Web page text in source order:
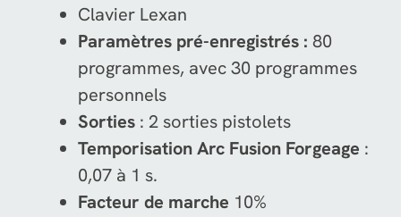
Clavier Lexan
Paramètres pré-enregistrés : 80
programmes, avec 30 programmes
personnels
Sorties: 2 sorties pistolets
Temporisation Arc Fusion Forgeage :
0,07 à 1 s.
Facteur de marche 10%